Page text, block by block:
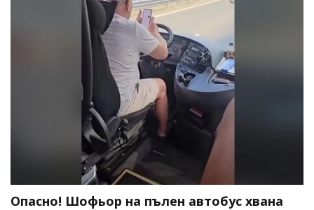
Опасно! Шофьор на пълен автобус хвана